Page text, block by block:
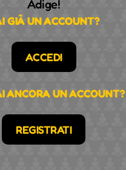
Adige!
GIÀ UN ACCOUNT?
ACCEDI
ANCORA UN ACCOUNT?
REGISTRATI